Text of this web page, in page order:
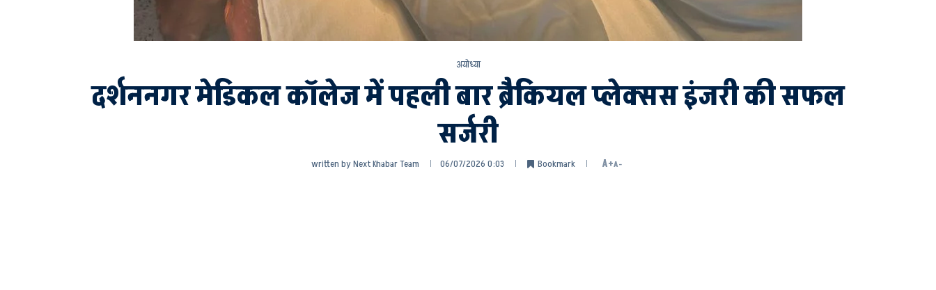
अयोध्या
दर्शननगर मेडिकल कॉलेज में पहली बार ब्रैकियल प्लेक्सस इंजरी की सफल
सर्जरी
written byNext Khabar Team 06/07/2026 0:03 Bookmark A+A-